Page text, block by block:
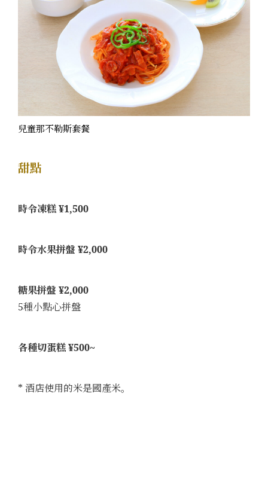
兒童那不勒斯套餐
甜點
時令凍糕 ¥1,500
時令水果拼盤 ¥2,000
糖果拼盤 ¥2,000
5種小點心拼盤
各種切蛋糕 ¥500~
* 酒店使用的米是國產米。